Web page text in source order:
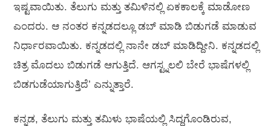
ಇಷ್ಟವಾಯಿತು. ತೆಲುಗು ಮತ್ತು ತಮಿಳಿನಲ್ಲಿ ಏಕಕಾಲಕ್ಕೆ ಮಾಡೋಣ
ಎಂದರು. ಆ ನಂತರ ಕನ್ನಡದಲ್ಲೂ ಡಬ್‍ ಮಾಡಿ ಬಿಡುಗಡೆ ಮಾಡುವ
ನಿರ್ಧಾರವಾಯಿತು. ಕನ್ನಡದಲ್ಲಿ ನಾನೇ ಡಬ್‍ ಮಾಡಿದ್ದೀನಿ. ಕನ್ನಡದಲ್ಲಿ
ಚಿತ್ರ ಮೊದಲು ಬಿಡುಗಡೆ ಆಗುತ್ತಿದೆ. ಆಗಸ್ಟ್ನಲಲಿ ಬೇರೆ ಭಾಷೆಗಳಲ್ಲಿ
ಬಿಡಗುಡೆಯಾಗುತ್ತಿದೆ’ ಎನ್ನುತ್ತಾರೆ.
ಕನ್ನಡ, ತೆಲುಗು ಮತ್ತು ತಮಿಳು ಭಾಷೆಯಲ್ಲಿ ಸಿದ್ದಗೊಂಡಿರುವ,